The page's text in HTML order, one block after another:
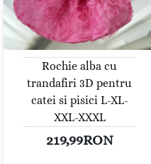
Rochie alba cu
trandafiri 3D pentru
catei si pisici L-XL-
XXL-XXXL
219,99RON